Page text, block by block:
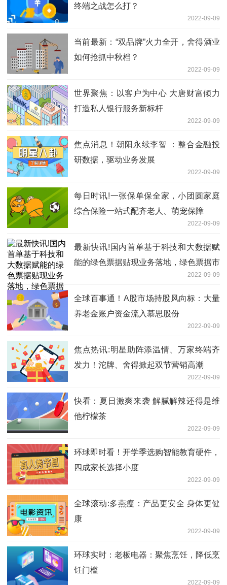
终端之战怎么打？
2022-09-09
当前最新：“双品牌”火力全开，舍得酒业
如何抢抓中秋档？
2022-09-09
世界聚焦：以客户为中心 大唐财富倾力
打造私人银行服务新标杆
2022-09-09
焦点消息！朝阳永续李智 ：整合金融投
研数据，驱动业务发展
2022-09-09
每日时讯!一张保单保全家，小团圆家庭
综合保险一站式配齐老人、萌宠保障
2022-09-09
最新快讯!国内首单基于科技和大数据赋
能的绿色票据贴现业务落地，绿色票据市
2022-09-09
全球百事通！A股市场持股风向标：大量
养老金账户资金流入慕思股份
2022-09-09
焦点热讯:明星助阵添温情、万家终端齐
发力！沱牌、舍得掀起双节营销高潮
2022-09-09
快看：夏日激爽来袭 解腻解辣还得是维
他柠檬茶
2022-09-09
环球即时看！开学季选购智能教育硬件，
四成家长选择小度
2022-09-09
全球滚动:多燕瘦：产品更安全 身体更健
康
2022-09-09
环球实时：老板电器：聚焦烹饪，降低烹
饪门槛
2022-09-09